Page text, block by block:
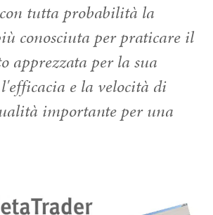
tutta probabilità la
conosciuta per praticare il
apprezzata per la sua
e la velocità di
importante per una